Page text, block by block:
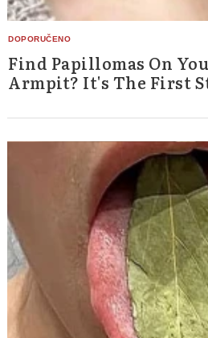
Find Papillomas On
Armpit? It's The First